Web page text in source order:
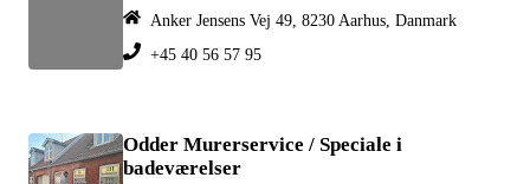
Anker Jensens Vej 49, 8230 Aarhus, Danmark
+45 40 56 57 95
Odder Murerservice / Speciale i
badeværelser